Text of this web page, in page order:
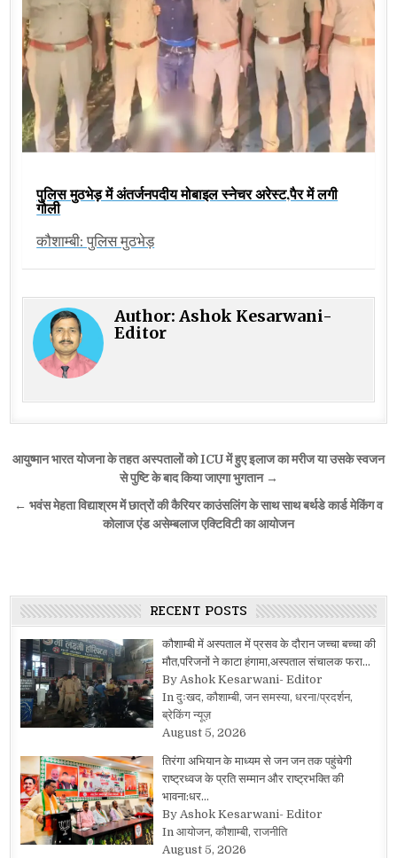
पुलिस मुठभेड़ में अंतर्जनपदीय मोबाइल स्नेचर अरेस्ट,पैर में लगी
गोली
कौशाम्बी: पुलिस मुठभेड़
Author:Ashok Kesarwani-
Editor
Post
navigation
आयुष्मान भारत योजना के तहत अस्पतालों को ICU में हुए इलाज का मरीज या उसके स्वजन
से पुष्टि के बाद किया जाएगा भुगतान →
← भवंस मेहता विद्याश्रम में छात्रों की कैरियर काउंसलिंग के साथ साथ बर्थडे कार्ड मेकिंग व
कोलाज एंड असेम्बलाज एक्टिविटी का आयोजन
RECENT POSTS
कौशाम्बी में अस्पताल में प्रसव के दौरान जच्चा बच्चा की
मौत,परिजनों ने काटा हंगामा,अस्पताल संचालक फरा…
By Ashok Kesarwani- Editor
In दुःखद, कौशाम्बी, जन समस्या, धरना/प्रदर्शन,
ब्रेकिंग न्यूज़
August 5, 2026
तिरंगा अभियान के माध्यम से जन जन तक पहुंचेगी
राष्ट्रध्वज के प्रति सम्मान और राष्ट्रभक्ति की
भावना:धर…
By Ashok Kesarwani- Editor
In आयोजन, कौशाम्बी, राजनीति
August 5, 2026